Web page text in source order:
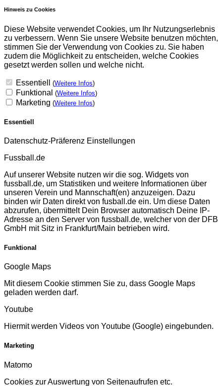
Hinweis zu Cookies
Diese Website verwendet Cookies, um Ihr Nutzungserlebnis
zu verbessern. Wenn Sie unsere Website benutzen möchten,
stimmen Sie der Verwendung von Cookies zu. Sie haben
zudem die Möglichkeit zu entscheiden, welche Cookies
gesetzt werden sollen und welche nicht.
Essentiell (Weitere Infos)
Funktional (Weitere Infos)
Marketing (Weitere Infos)
Essentiell
Datenschutz-Präferenz Einstellungen
Fussball.de
Auf unserer Website nutzen wir die sog. Widgets von
fussball.de, um Statistiken und weitere Informationen über
unseren Verein und Mannschaft(en) anzuzeigen. Dazu
binden wir Daten direkt von fusball.de ein. Um diese Daten
abzurufen, übermittelt Dein Browser automatisch Deine IP-
Adresse an den Server von fussball.de, welcher von der DFB
GmbH mit Sitz in Frankfurt/Main betrieben wird.
Funktional
Google Maps
Mit diesem Cookie stimmen Sie zu, dass Google Maps
geladen werden darf.
Youtube
Hiermit werden Videos von Youtube (Google) eingebunden.
Marketing
Matomo
Cookies zur Auswertung von Seitenaufrufen etc.